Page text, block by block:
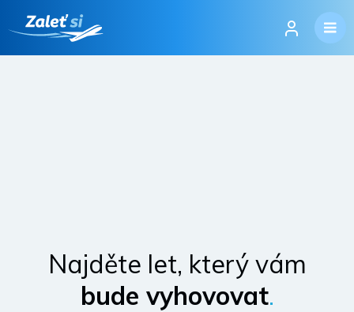
Přihlásit se
Najděte let, který vám
bude vyhovovat.